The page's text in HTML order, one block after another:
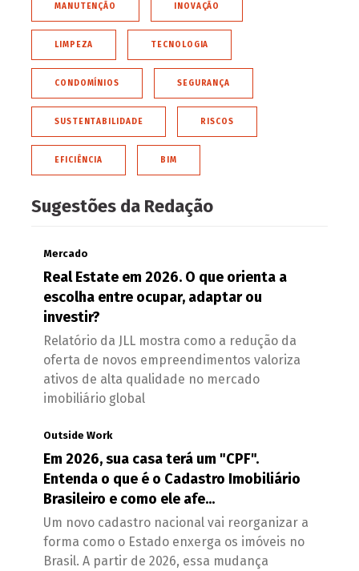
MANUTENÇÃO INOVAÇÃO
LIMPEZA TECNOLOGIA
CONDOMÍNIOS SEGURANÇA
SUSTENTABILIDADE RISCOS
EFICIÊNCIA BIM
Sugestões da Redação
Mercado
Real Estate em 2026. O que orienta a
escolha entre ocupar, adaptar ou
investir?
Relatório da JLL mostra como a redução da
oferta de novos empreendimentos valoriza
ativos de alta qualidade no mercado
imobiliário global
Outside Work
Em 2026, sua casa terá um "CPF".
Entenda o que é o Cadastro Imobiliário
Brasileiro e como ele afe...
Um novo cadastro nacional vai reorganizar a
forma como o Estado enxerga os imóveis no
Brasil. A partir de 2026, essa mudança